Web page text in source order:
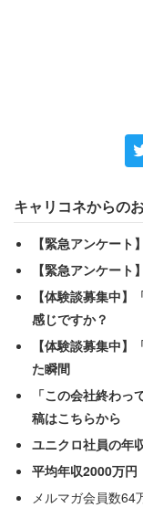
食材から作ったメ
「地方在住で通勤
金の支払いで年間
が大きく、生活費
ツになる。貯金を
ほかの年収400～
「独り身のため生
自由時間が少な
玉県／男性20代
キャリコネからの
【緊急アンケー
【緊急アンケート
【体験談募集中
感じですか？
【体験談募集中
た瞬間
「この会社終わ
稿はこちらから
ユニクロ社員の年
平均年収2000万円
メルマガ会員数64